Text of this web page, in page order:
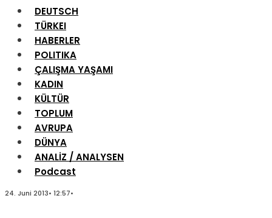
DEUTSCH
TÜRKEI
HABERLER
POLITIKA
ÇALIŞMA YAŞAMI
KADIN
KÜLTÜR
TOPLUM
AVRUPA
DÜNYA
ANALİZ / ANALYSEN
Podcast
24. Juni 2013• 12:57•